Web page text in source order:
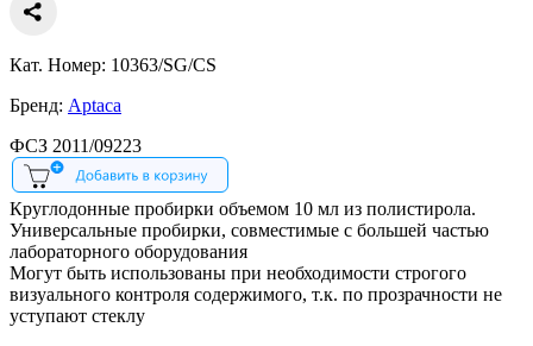
Кат. Номер: 10363/SG/CS
Бренд: Aptaca
ФСЗ 2011/09223
Круглодонные пробирки объемом 10 мл из полистирола.
Универсальные пробирки, совместимые с большей частью
лабораторного оборудования
Могут быть использованы при необходимости строгого
визуального контроля содержимого, т.к. по прозрачности не
уступают стеклу